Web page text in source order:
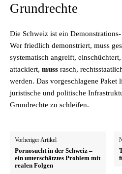
Grundrechte
Die Schweiz ist ein Demonstrations-
Wer friedlich demonstriert, muss
systematisch angreift,
attackiert, muss rasch,
werden. Das vorgeschlagene Paket
juristische und politische
Grundrechte zu schleifen.
Vorheriger Artikel
Pornosucht in der Schweiz –
ein unterschätztes Problem mit
realen Folgen